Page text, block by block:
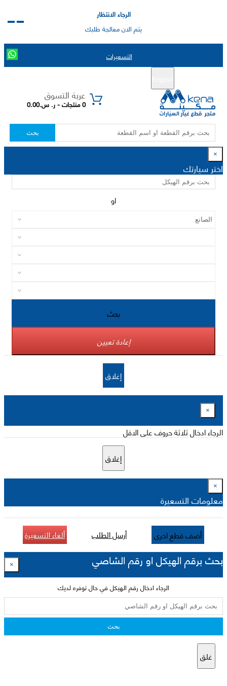
الرجاء الانتظار
يتم الان معالجة طلبك
التسعيرات
عربة التسوق
0 منتجات - ر. س.0.00
بحث
×
اختر سيارتك
او
بحث
إعادة تعيين
إغلاق
×
الرجاء ادخال ثلاثة حروف على الاقل
إغلاق
×
معلومات التسعيرة
أضف قطع اخرى أرسل الطلب ألغاء التسعيرة
بحث برقم الهيكل او رقم الشاصي ×
الرجاء ادخال رقم الهيكل في حال توفره لديك
بحث
غلق